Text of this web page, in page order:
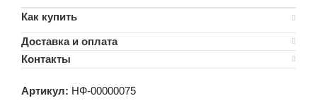
Как купить
Доставка и оплата
Контакты
Артикул: НФ-00000075